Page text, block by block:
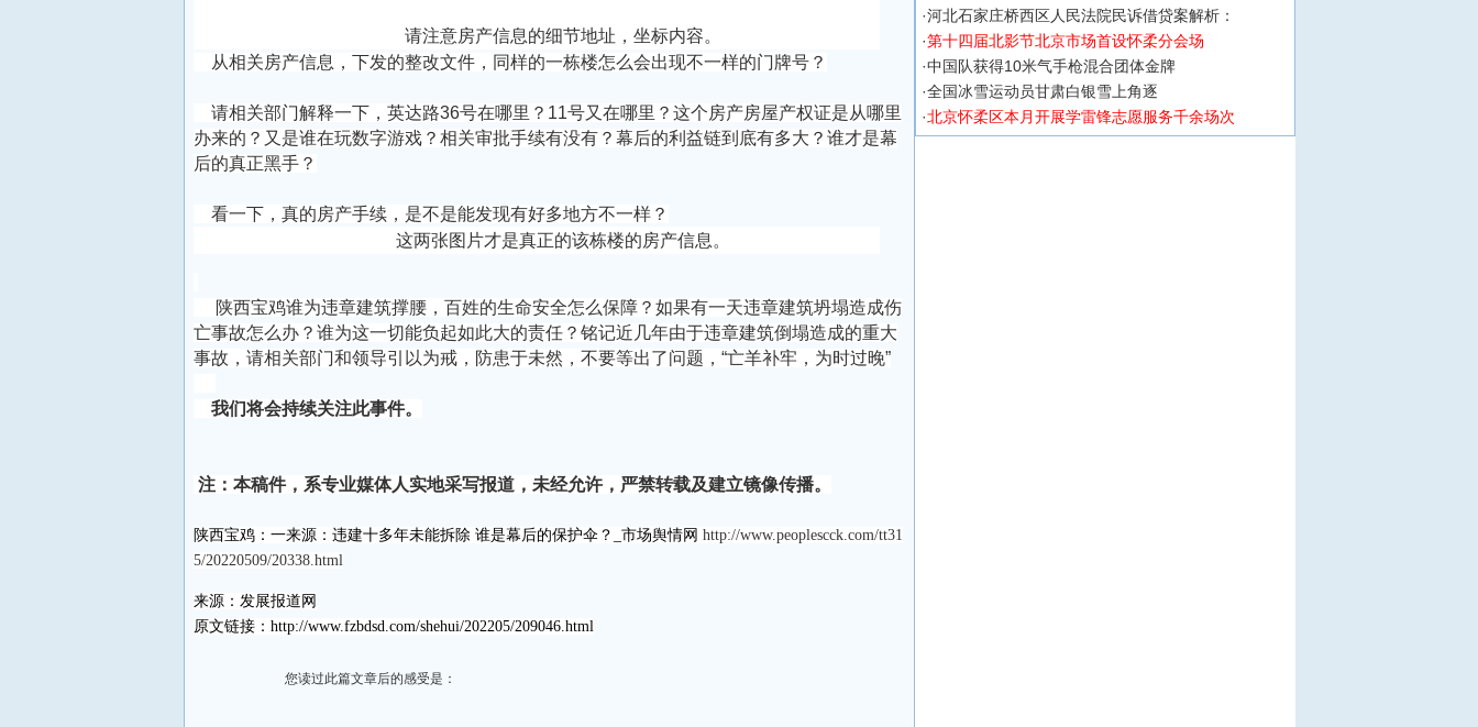
请注意房产信息的细节地址，坐标内容。
从相关房产信息，下发的整改文件，同样的一栋楼怎么会出现不一样的门牌号？
请相关部门解释一下，英达路36号在哪里？11号又在哪里？这个房产房屋产权证是从哪里
办来的？又是谁在玩数字游戏？相关审批手续有没有？幕后的利益链到底有多大？谁才是幕
后的真正黑手？
看一下，真的房产手续，是不是能发现有好多地方不一样？
这两张图片才是真正的该栋楼的房产信息。
陕西宝鸡谁为违章建筑撑腰，百姓的生命安全怎么保障？如果有一天违章建筑坍塌造成伤
亡事故怎么办？谁为这一切能负起如此大的责任？铭记近几年由于违章建筑倒塌造成的重大
事故，请相关部门和领导引以为戒，防患于未然，不要等出了问题，“亡羊补牢，为时过晚”
我们将会持续关注此事件。
注：本稿件，系专业媒体人实地采写报道，未经允许，严禁转载及建立镜像传播。
陕西宝鸡：一来源：违建十多年未能拆除 谁是幕后的保护伞？_市场舆情网 http://www.peoplescck.com/tt31
5/20220509/20338.html
来源：发展报道网
原文链接：http://www.fzbdsd.com/shehui/202205/209046.html
您读过此篇文章后的感受是：
·河北石家庄桥西区人民法院民诉借贷案解析：
·第十四届北影节北京市场首设怀柔分会场
·中国队获得10米气手枪混合团体金牌
·全国冰雪运动员甘肃白银雪上角逐
·北京怀柔区本月开展学雷锋志愿服务千余场次